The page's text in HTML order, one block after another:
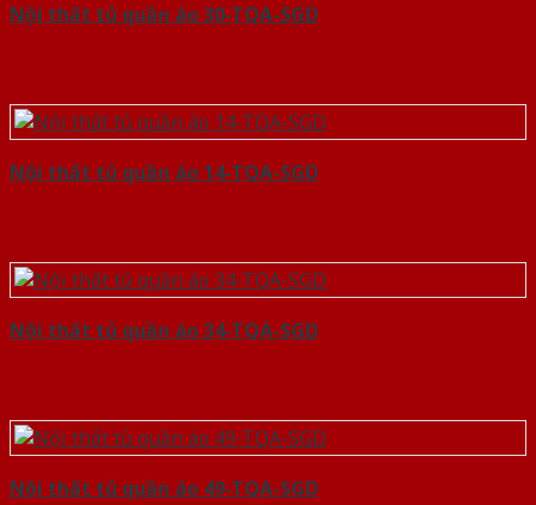
Nội thất tủ quần áo 30-TQA-SGD
Nội thất tủ quần áo 14-TQA-SGD
Nội thất tủ quần áo 34-TQA-SGD
Nội thất tủ quần áo 49-TQA-SGD